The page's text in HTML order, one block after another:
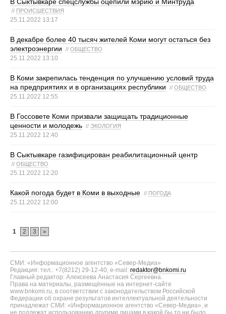
// ПРОИСШЕСТВИЯ
25.11.2022 13:17
В декабре более 40 тысяч жителей Коми могут остаться без
электроэнергии
// ОБЩЕСТВО
25.11.2022 13:10
В Коми закрепилась тенденция по улучшению условий труда
на предприятиях и в организациях республики
// ОБЩЕСТВО
25.11.2022 12:55
В Госсовете Коми призвали защищать традиционные
ценности и молодежь // ЭКОЛОГИЯ
25.11.2022 12:40
В Сыктывкаре газифицирован реабилитационный центр
// ОБЩЕСТВО
25.11.2022 12:20
Какой погода будет в Коми в выходные // ПОГОДА
25.11.2022 12:00
1 2 3 »
СМИ: «Информационное агентство «Север-Медиа»
Редакция: тел.: +7(8212) 29-12-40, e-mail: redaktor@bnkomi.ru
Главный редактор: Алексеева Анастасия Сергеевна.
Права на материалы, размещённые на интернет-сайте
www.bnkomi.ru, в соответствии с законодательством Российской
Федерации об охране результатов интеллектуальной деятельности
принадлежат СМИ: «Информационное агентство «Север-Медиа», и
не подлежат использованию другими лицами в какой бы то ни было